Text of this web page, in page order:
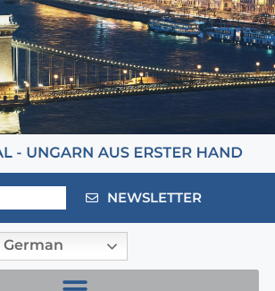
NEWSLETTER
German